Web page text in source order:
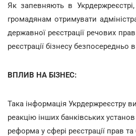
Як запевняють в
громадянам отримувати
державної реєстрації речових
реєстрації бізнесу безпосередньо
ВПЛИВ НА БІЗНЕС:
Така інформація Укрдержреєстру
реакцію інших банківських
реформа у сфері реєстрації прав та